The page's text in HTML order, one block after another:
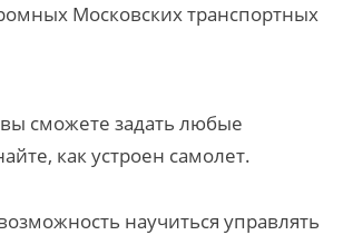
Московских транспортных
сможете задать любые
как устроен самолет.
научиться управлять